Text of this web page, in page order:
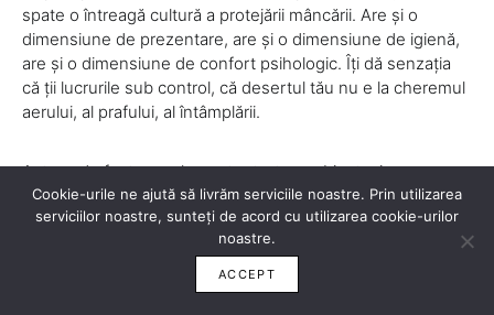
spate o întreagă cultură a protejării mâncării. Are și o
dimensiune de prezentare, are și o dimensiune de igienă,
are și o dimensiune de confort psihologic. Îți dă senzația
că ții lucrurile sub control, că desertul tău nu e la cheremul
aerului, al prafului, al întâmplării.
Asta e, de fapt, cupola pentru tort: un obiect mic, cu o
utilitate clară, care a învățat să fie și paznic, și vitrină, și
pretext de bucurie.
Cookie-urile ne ajută să livrăm serviciile noastre. Prin utilizarea
serviciilor noastre, sunteți de acord cu utilizarea cookie-urilor
noastre.
ACCEPT